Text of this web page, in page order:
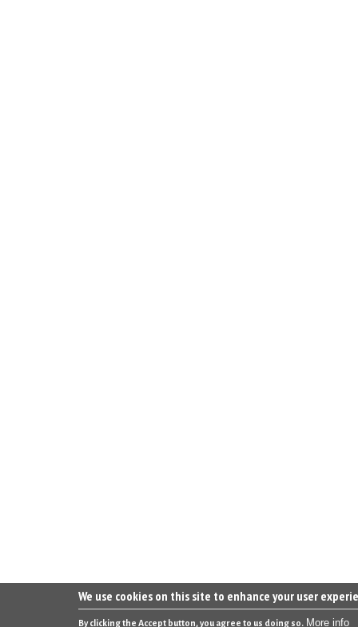
We use cookies on this site to enhance your user
By clicking the Accept button, you agree to us doing so. More info